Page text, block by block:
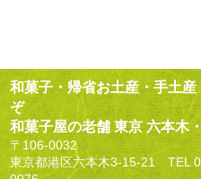
和菓子・帰省お土産・手土
ぞ
和菓子屋の老舗 東京 六本木
〒106-0032
東京都港区六本木3-15-21 TEL